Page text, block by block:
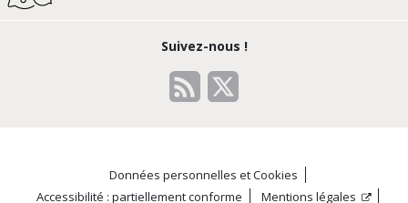
Suivez-nous !
Données personnelles et Cookies
Accessibilité : partiellement conforme
Mentions légales